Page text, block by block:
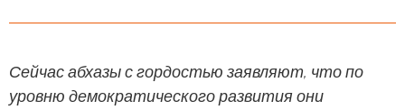
Сейчас абхазы с гордостью заявляют, что по
уровню демократического развития они